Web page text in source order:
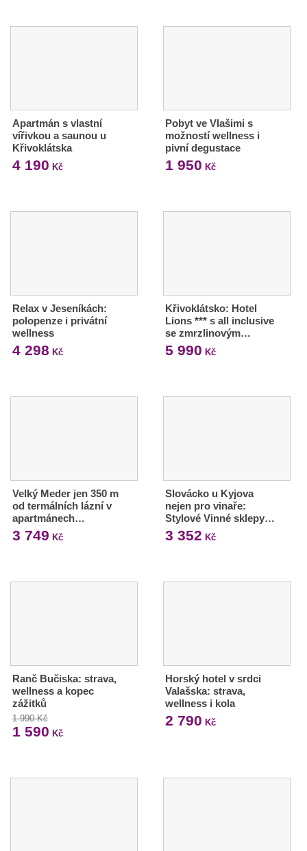
Apartmán s vlastní
vířivkou a saunou u
Křivoklátska
4 190 Kč
Pobyt ve Vlašimi s
možností wellness i
pivní degustace
1 950 Kč
Relax v Jeseníkách:
polopenze i privátní
wellness
4 298 Kč
Křivoklátsko: Hotel
Lions *** s all inclusive
se zmrzlinovým…
5 990 Kč
Velký Meder jen 350 m
od termálních lázní v
apartmánech…
3 749 Kč
Slovácko u Kyjova
nejen pro vinaře:
Stylové Vinné sklepy…
3 352 Kč
Ranč Bučiska: strava,
wellness a kopec
zážitků
1 990 Kč
1 590 Kč
Horský hotel v srdci
Valašska: strava,
wellness i kola
2 790 Kč